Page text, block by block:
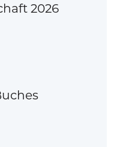
2026